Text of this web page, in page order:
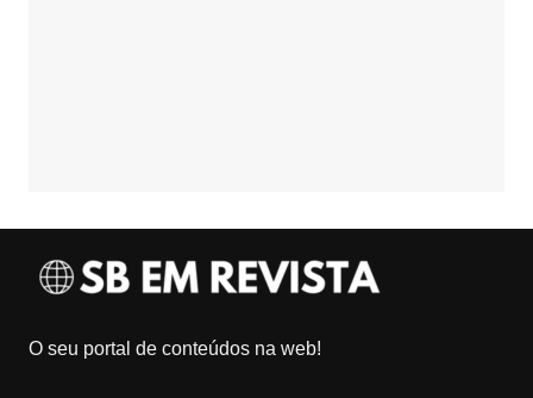
O seu portal de conteúdos na web!